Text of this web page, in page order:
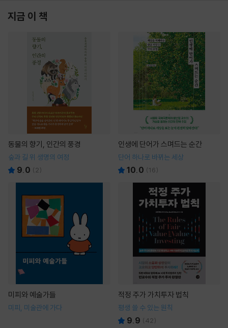
지금 이 책
동물의 향기, 인간의 풍경
숲과 길 위 생명의 여정
9.0 ( 2)
인생에 단어가 스며드는 순간
단어 하나로 바뀌는 세상
10.0 (16)
미피와 예술가들
미피, 미술관에 가다
적정 주가 가치투자 법칙
평생 쓸 수 있는 원칙
9.9 (42)